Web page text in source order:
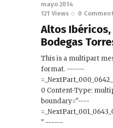
mayo 2014
121 Views 0
Altos Ibéricos,
Bodegas
This is a multipart
format. ------
0 Content-Type:
boundary="----
" ------